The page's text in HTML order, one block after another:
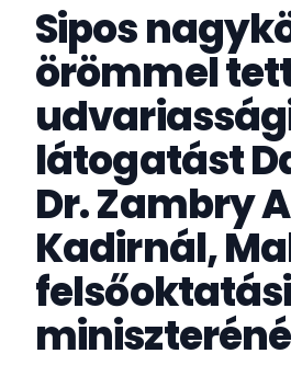
Sipos
örömmel
látogatást
Dr. Zambry
Kadirnál,
felsőoktatási